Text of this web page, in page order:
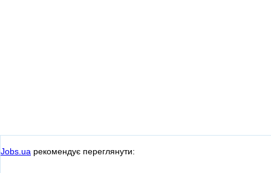
Jobs.ua рекомендує переглянути: